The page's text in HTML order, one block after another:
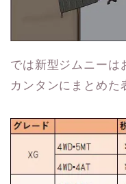
では新型ジムニーは
カンタンにまとめた